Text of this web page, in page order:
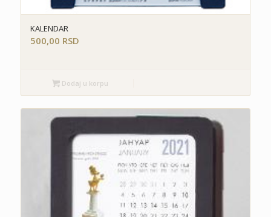
KALENDAR
500,00 RSD
Dodaj u korpu